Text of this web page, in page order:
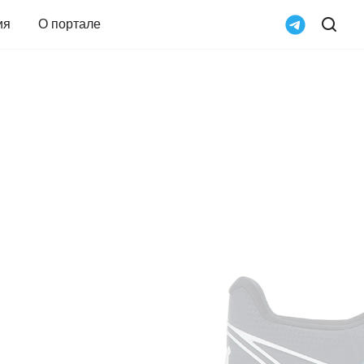
О портале